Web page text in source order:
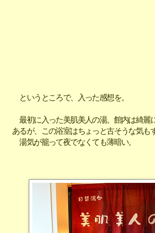
というところで、入った感想を。
最初に入った美肌美人の湯。館内は綺麗
あるが、この浴室はちょっと古そうな気も
湯気が籠って夜でなくても薄暗い。